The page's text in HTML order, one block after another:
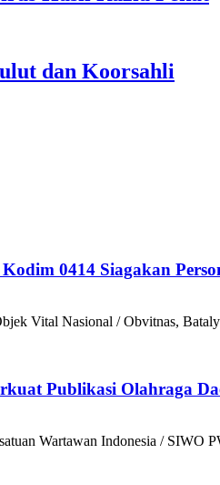
dan Koorsahli
0414 Siagakan
Vital Nasional / Obvitnas,
Publikasi Olahraga
Wartawan Indonesia / SIWO